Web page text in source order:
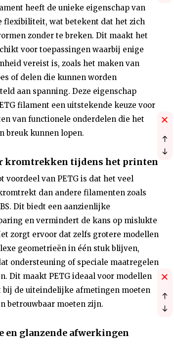
heeft de unieke eigenschap van
wat betekent dat het zich
zonder te breken. Dit maakt het
voor toepassingen waarbij enige
vereist is, zoals het maken van
of delen die kunnen worden
aan spanning. Deze eigenschap
filament een uitstekende keuze voor
van functionele onderdelen die het
breuk kunnen lopen.
kromtrekken tijdens het printen
voordeel van PETG is dat het veel
dan andere filamenten zoals
Dit biedt een aanzienlijke
en vermindert de kans op mislukte
zorgt ervoor dat zelfs grotere modellen
geometrieën in één stuk blijven,
ondersteuning of speciale maatregelen
Dit maakt PETG ideaal voor modellen
bij de uiteindelijke afmetingen moeten
betrouwbaar moeten zijn.
en glanzende afwerkingen